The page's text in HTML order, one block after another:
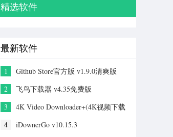
精选软件
最新软件
1
Github Store官方版 v1.9.0清爽版
2
飞鸟下载器 v4.35免费版
3
4K Video Downloader+(4K视频下载
4
iDownerGo v10.15.3